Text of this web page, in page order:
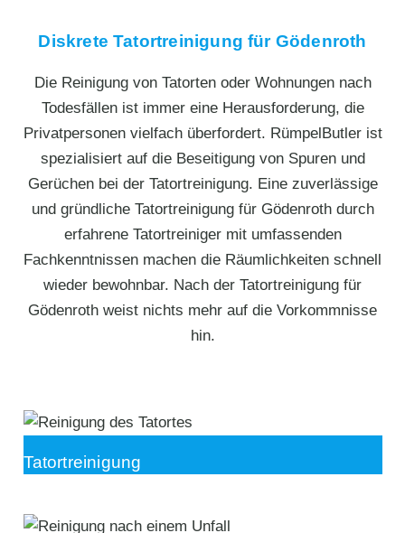
Diskrete Tatortreinigung für Gödenroth
Die Reinigung von Tatorten oder Wohnungen nach
Todesfällen ist immer eine Herausforderung, die
Privatpersonen vielfach überfordert. RümpelButler ist
spezialisiert auf die Beseitigung von Spuren und
Gerüchen bei der Tatortreinigung. Eine zuverlässige
und gründliche Tatortreinigung für Gödenroth durch
erfahrene Tatortreiniger mit umfassenden
Fachkenntnissen machen die Räumlichkeiten schnell
wieder bewohnbar. Nach der Tatortreinigung für
Gödenroth weist nichts mehr auf die Vorkommnisse
hin.
Tatortreinigung